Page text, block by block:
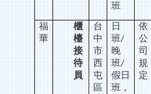
班
福
華
櫃
檯
接
待
員
台
中
市
西
屯
區
日
班/
晚
班/
假日
班，
依
公
司
規
定